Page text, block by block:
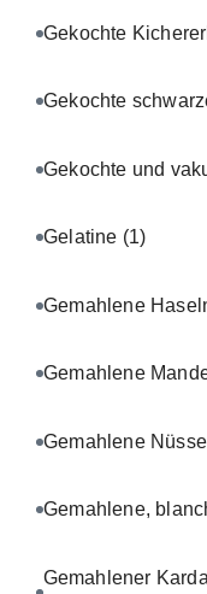
Gekochte
Gekochte
Gekochte und
Gelatine (1)
Gemahlene
Gemahlene
Gemahlene Nüsse
Gemahlene,
Gemahlener